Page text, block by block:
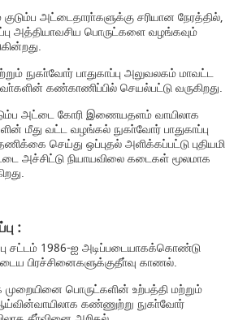
அட்டைதாரா்களுக்கு சரியான நேரத்தில்,
அத்தியாவசிய பொருட்களை வழங்கவும்
நுகா்வோர் பாதுகாப்பு அலுவலகம் மாவட்ட
கண்காணிப்பில் செயல்பட்டு வருகிறது.
அட்டை கோரி இணையதளம் வாயிலாக
மீது வட்ட வழங்கல் நுகா்வோர் பாதுகாப்பு
செய்து ஒப்புதல் அளிக்கப்பட்டு புதியமி
அச்சிட்டு நியாயவிலை கடைகள் மூலமாக
:
சட்டம் 1986-ஐ அடிப்படையாகக்கொண்டு
பிரச்சினைகளுக்குதீா்வு காணல்.
பொருட்களின் உற்பத்தி மற்றும்
கண்ணுற்று நுகா்வோர்